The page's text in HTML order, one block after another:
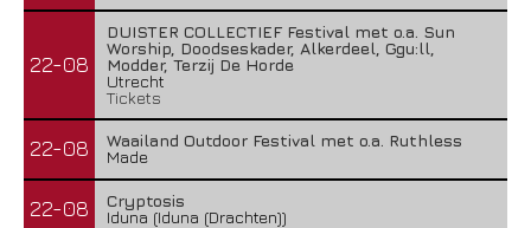
22-08
DUISTER COLLECTIEF Festival met o.a. Sun
Worship, Doodseskader, Alkerdeel, Ggu:ll,
Modder, Terzij De Horde
Utrecht
Tickets
22-08
Waailand Outdoor Festival met o.a. Ruthless
Made
22-08
Cryptosis
Iduna (Iduna (Drachten))